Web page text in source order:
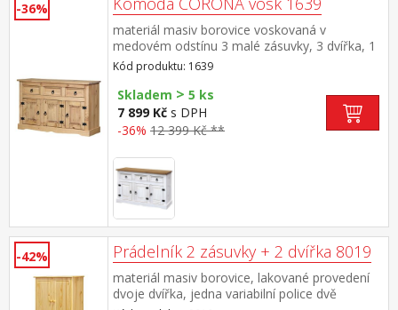
-36%
materiál masiv borovice voskovaná v
medovém odstínu 3 malé zásuvky, 3 dvířka, 1
police, kovové ozdobné úchytky vhodný
doplněk nástavec CORONA 16465 součást
sestavy Corona
Kód produktu: 1639
Skladem > 5 ks
7 899 Kč s DPH
-36% 12 399 Kč **
-42% Prádelník 2 zásuvky + 2 dvířka 8019
materiál masiv borovice, lakované provedení
dvoje dvířka, jedna variabilní police dvě